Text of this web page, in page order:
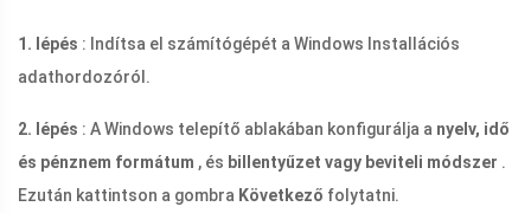
1. lépés : Indítsa el számítógépét a Windows Installációs
adathordozóról.
2. lépés : A Windows telepítő ablakában konfigurálja a nyelv, idő
és pénznem formátum , és billentyűzet vagy beviteli módszer .
Ezután kattintson a gombra Következő folytatni.